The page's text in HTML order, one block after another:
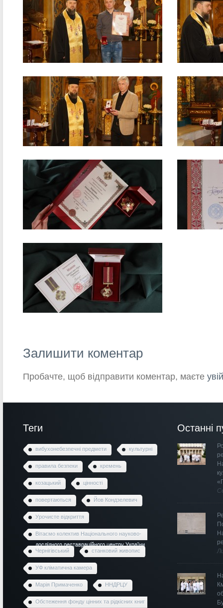
Залишити коментар
Пробачте, щоб відправити коментар, маєте
Теги
вибухонебезпечні предмети культурні
правила безпеки кремень
козацький цінності
повертаються Йов Кондзелевич
Урочисте відкриття
Вітаємо колектив Національного науково-
дослідного реставраційного центру України
Чернігівський
станковий живопис
УФ кліматична камера
Марія Примаченко ННДРЦУ
Обстеження фонду цінних та рідкісних книг
Останні